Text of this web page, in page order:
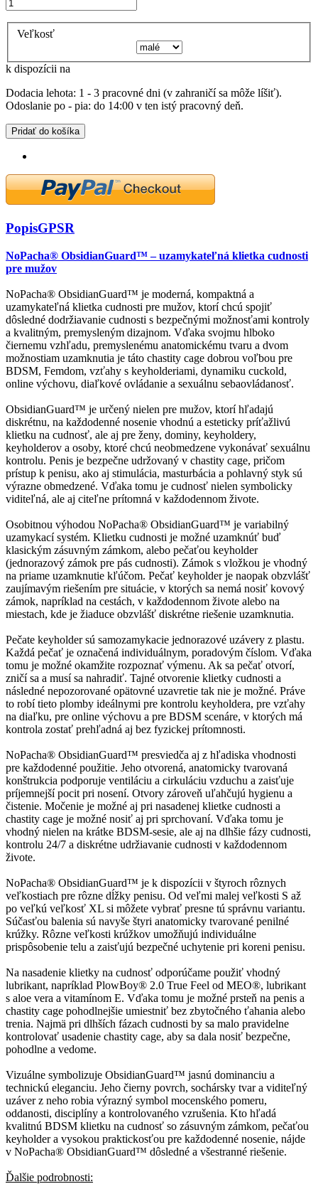
Veľkosť
k dispozícii na
Dodacia lehota: 1 - 3 pracovné dni (v zahraničí sa môže líšiť).
Odoslanie po - pia: do 14:00 v ten istý pracovný deň.
Pridať do košíka
PopisGPSR
NoPacha® ObsidianGuard™ – uzamykateľná klietka cudnosti
pre mužov
NoPacha® ObsidianGuard™ je moderná, kompaktná a
uzamykateľná klietka cudnosti pre mužov, ktorí chcú spojiť
dôsledné dodržiavanie cudnosti s bezpečnými možnosťami kontroly
a kvalitným, premysleným dizajnom. Vďaka svojmu hlboko
čiernemu vzhľadu, premyslenému anatomickému tvaru a dvom
možnostiam uzamknutia je táto chastity cage dobrou voľbou pre
BDSM, Femdom, vzťahy s keyholderiami, dynamiku cuckold,
online výchovu, diaľkové ovládanie a sexuálnu sebaovládanosť.
ObsidianGuard™ je určený nielen pre mužov, ktorí hľadajú
diskrétnu, na každodenné nosenie vhodnú a esteticky príťažlivú
klietku na cudnosť, ale aj pre ženy, dominy, keyholdery,
keyholderov a osoby, ktoré chcú neobmedzene vykonávať sexuálnu
kontrolu. Penis je bezpečne udržovaný v chastity cage, pričom
prístup k penisu, ako aj stimulácia, masturbácia a pohlavný styk sú
výrazne obmedzené. Vďaka tomu je cudnosť nielen symbolicky
viditeľná, ale aj citeľne prítomná v každodennom živote.
Osobitnou výhodou NoPacha® ObsidianGuard™ je variabilný
uzamykací systém. Klietku cudnosti je možné uzamknúť buď
klasickým zásuvným zámkom, alebo pečaťou keyholder
(jednorazový zámok pre pás cudnosti). Zámok s vložkou je vhodný
na priame uzamknutie kľúčom. Pečať keyholder je naopak obzvlášť
zaujímavým riešením pre situácie, v ktorých sa nemá nosiť kovový
zámok, napríklad na cestách, v každodennom živote alebo na
miestach, kde je žiaduce obzvlášť diskrétne riešenie uzamknutia.
Pečate keyholder sú samozamykacie jednorazové uzávery z plastu.
Každá pečať je označená individuálnym, poradovým číslom. Vďaka
tomu je možné okamžite rozpoznať výmenu. Ak sa pečať otvorí,
zničí sa a musí sa nahradiť. Tajné otvorenie klietky cudnosti a
následné nepozorované opätovné uzavretie tak nie je možné. Práve
to robí tieto plomby ideálnymi pre kontrolu keyholdera, pre vzťahy
na diaľku, pre online výchovu a pre BDSM scenáre, v ktorých má
kontrola zostať prehľadná aj bez fyzickej prítomnosti.
NoPacha® ObsidianGuard™ presviedča aj z hľadiska vhodnosti
pre každodenné použitie. Jeho otvorená, anatomicky tvarovaná
konštrukcia podporuje ventiláciu a cirkuláciu vzduchu a zaisťuje
príjemnejší pocit pri nosení. Otvory zároveň uľahčujú hygienu a
čistenie. Močenie je možné aj pri nasadenej klietke cudnosti a
chastity cage je možné nosiť aj pri sprchovaní. Vďaka tomu je
vhodný nielen na krátke BDSM-sesie, ale aj na dlhšie fázy cudnosti,
kontrolu 24/7 a diskrétne udržiavanie cudnosti v každodennom
živote.
NoPacha® ObsidianGuard™ je k dispozícii v štyroch rôznych
veľkostiach pre rôzne dĺžky penisu. Od veľmi malej veľkosti S až
po veľkú veľkosť XL si môžete vybrať presne tú správnu variantu.
Súčasťou balenia sú navyše štyri anatomicky tvarované penilné
krúžky. Rôzne veľkosti krúžkov umožňujú individuálne
prispôsobenie telu a zaisťujú bezpečné uchytenie pri koreni penisu.
Na nasadenie klietky na cudnosť odporúčame použiť vhodný
lubrikant, napríklad PlowBoy® 2.0 True Feel od MEO®, lubrikant
s aloe vera a vitamínom E. Vďaka tomu je možné prsteň na penis a
chastity cage pohodlnejšie umiestniť bez zbytočného ťahania alebo
trenia. Najmä pri dlhších fázach cudnosti by sa malo pravidelne
kontrolovať usadenie chastity cage, aby sa dala nosiť bezpečne,
pohodlne a vedome.
Vizuálne symbolizuje ObsidianGuard™ jasnú dominanciu a
technickú eleganciu. Jeho čierny povrch, sochársky tvar a viditeľný
uzáver z neho robia výrazný symbol mocenského pomeru,
oddanosti, disciplíny a kontrolovaného vzrušenia. Kto hľadá
kvalitnú BDSM klietku na cudnosť so zásuvným zámkom, pečaťou
keyholder a vysokou praktickosťou pre každodenné nosenie, nájde
v NoPacha® ObsidianGuard™ dôsledné a všestranné riešenie.
Ďalšie podrobnosti: